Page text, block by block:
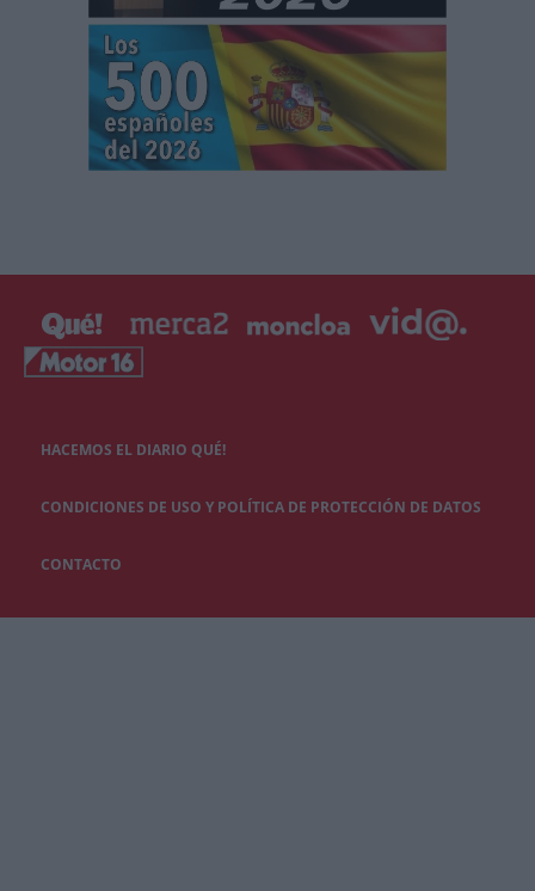
HACEMOS EL DIARIO QUÉ!
CONDICIONES DE USO Y POLÍTICA DE PROTECCIÓN DE DATOS
CONTACTO